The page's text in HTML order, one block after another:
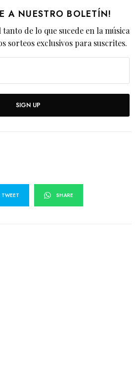
A NUESTRO BOLETÍN!
de lo que sucede en la música
sorteos exclusivos para suscrites.
SIGN UP
TWEET SHARE